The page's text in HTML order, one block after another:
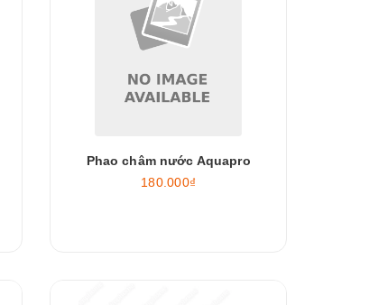
Phao châm nước Aquapro
180.000₫